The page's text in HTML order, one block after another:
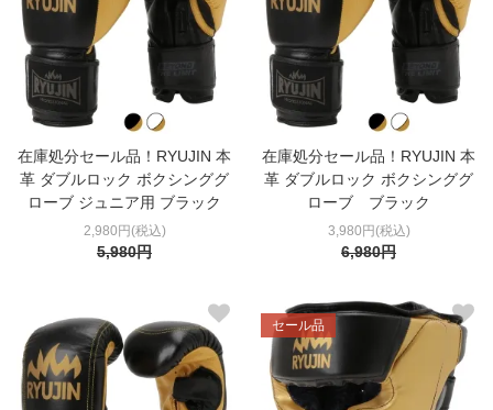
在庫処分セール品！RYUJIN 本
革 ダブルロック ボクシンググ
ローブ ジュニア用 ブラック
2,980円(税込)
5,980円
在庫処分セール品！RYUJIN 本
革 ダブルロック ボクシンググ
ローブ ブラック
3,980円(税込)
6,980円
セール品